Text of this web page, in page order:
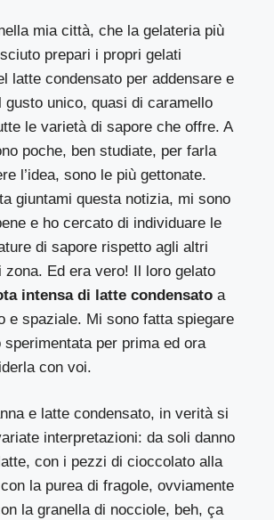
mia città, che la gelateria più
prepari i propri gelati
latte condensato per addensare e
gusto unico, quasi di caramello
le varietà di sapore che offre. A
poche, ben studiate, per farla
l’idea, sono le più gettonate.
giuntami questa notizia, mi sono
e ho cercato di individuare le
di sapore rispetto agli altri
zona. Ed era vero! Il loro gelato
intensa di latte condensato a
e spaziale. Mi sono fatta spiegare
sperimentata per prima ed ora
con voi.
e latte condensato, in verità si
interpretazioni: da soli danno
con i pezzi di cioccolato alla
la purea di fragole, ovviamente
la granella di nocciole, beh, ça